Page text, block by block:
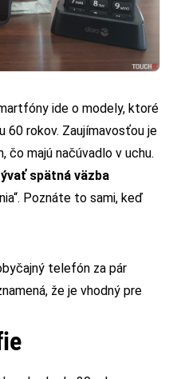
ide o modely, ktoré
60 rokov. Zaujímavosťou je
čo majú načúvadlo v uchu.
spätná väzba
Poznáte to sami, keď
telefón za pár
že je vhodný pre